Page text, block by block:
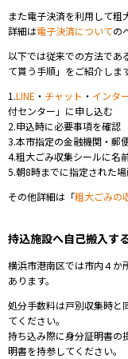
また電子決済を利用して粗
詳細は電子決済についての
以下では従来での方法であ
て貰う手順」をご紹介します
1.LINE ・ チャット ・ インタ
付センター」に申し込む
2.申込時に必要事項を確認
3.本市指定の金融機関・郵
4.粗大ごみ収集シールに名
5.朝8時までに指定された
その他詳細は「粗大ごみの
持込施設へ自己搬入す
横浜市港南区では市内４か
あります。
処分手数料は戸別収集時と
てください。
持ち込み際に身分証明書の
明書を持参してください。